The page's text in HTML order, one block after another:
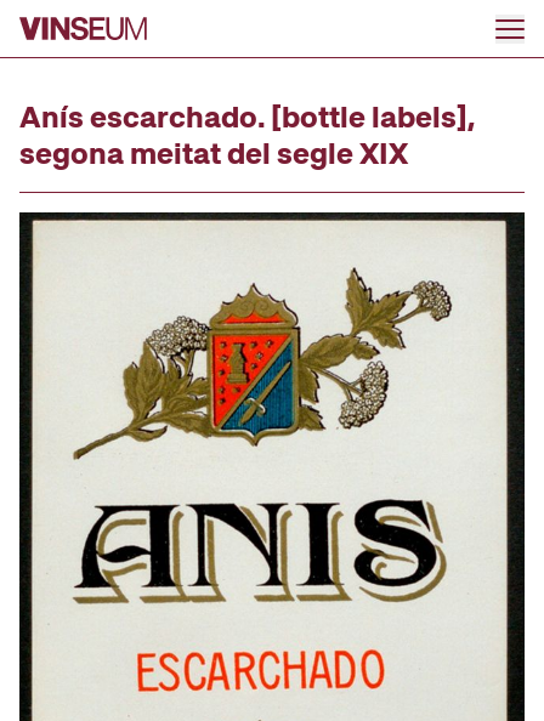
Go to content
Anís escarchado. [bottle labels],
segona meitat del segle XIX